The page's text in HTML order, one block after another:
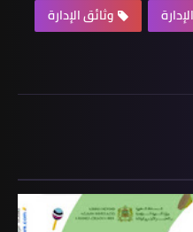
وثائق الإدارة